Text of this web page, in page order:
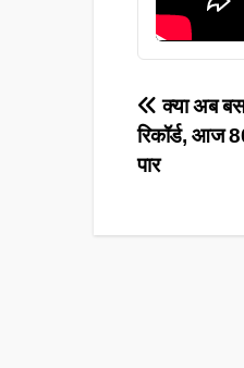
Post
क्या अब बस
रिकॉर्ड, आज
पार